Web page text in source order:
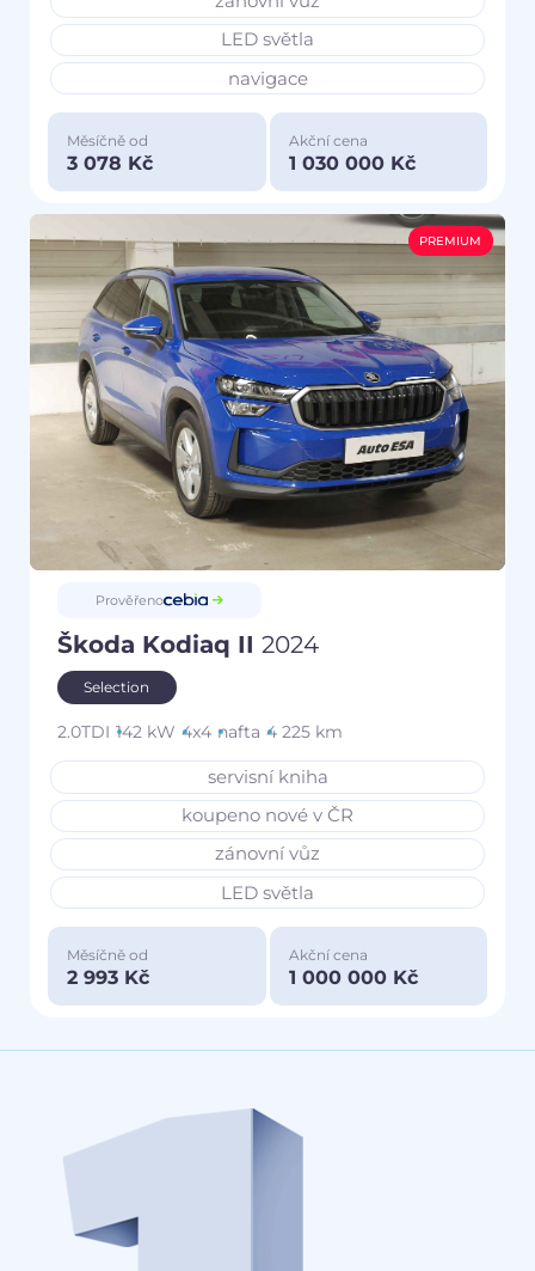
LED světla
navigace
Měsíčně od
3 078 Kč
Akční cena
1 030 000 Kč
PREMIUM
Prověřeno
Škoda Kodiaq II 2024
Selection
2.0TDI 142 kW 4x4 nafta 4 225 km
servisní kniha
koupeno nové v ČR
zánovní vůz
LED světla
Měsíčně od
2 993 Kč
Akční cena
1 000 000 Kč